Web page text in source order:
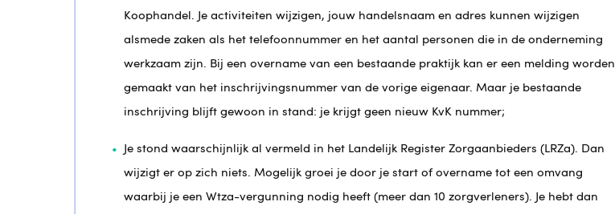
Koophandel. Je activiteiten wijzigen, jouw handelsnaam en adres kunnen wijzigen
alsmede zaken als het telefoonnummer en het aantal personen die in de onderneming
werkzaam zijn. Bij een overname van een bestaande praktijk kan er een melding worden
gemaakt van het inschrijvingsnummer van de vorige eigenaar. Maar je bestaande
inschrijving blijft gewoon in stand: je krijgt geen nieuw KvK nummer;
Je stond waarschijnlijk al vermeld in het Landelijk Register Zorgaanbieders (LRZa). Dan
wijzigt er op zich niets. Mogelijk groei je door je start of overname tot een omvang
waarbij je een Wtza-vergunning nodig heeft (meer dan 10 zorgverleners). Je hebt dan